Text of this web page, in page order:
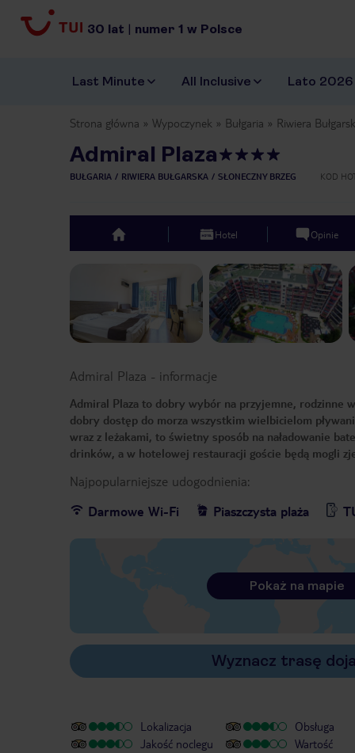
30 lat | numer 1 w Polsce
Last Minute All Inclusive Lato 2026
Strona główna Wypoczynek Bułgaria Riwiera
Admiral Plaza
BUŁGARIA RIWIERA BUŁGARSKA SŁONECZNY BRZEG KOD
top Hotel Opinie
Admiral Plaza - informacje
Admiral Plaza to dobry wybór na przyjemne, rodzinne
dobry dostęp do morza wszystkim wielbicielom
wraz z leżakami, to świetny sposób na naładowanie
drinków, a w hotelowej restauracji goście będą mogli
Najpopularniejsze udogodnienia:
Darmowe Wi-Fi
Piaszczysta plaża
Pokaż na mapie
Wyznacz trasę
Lokalizacja
Jakość noclegu
Obsługa
Wartość